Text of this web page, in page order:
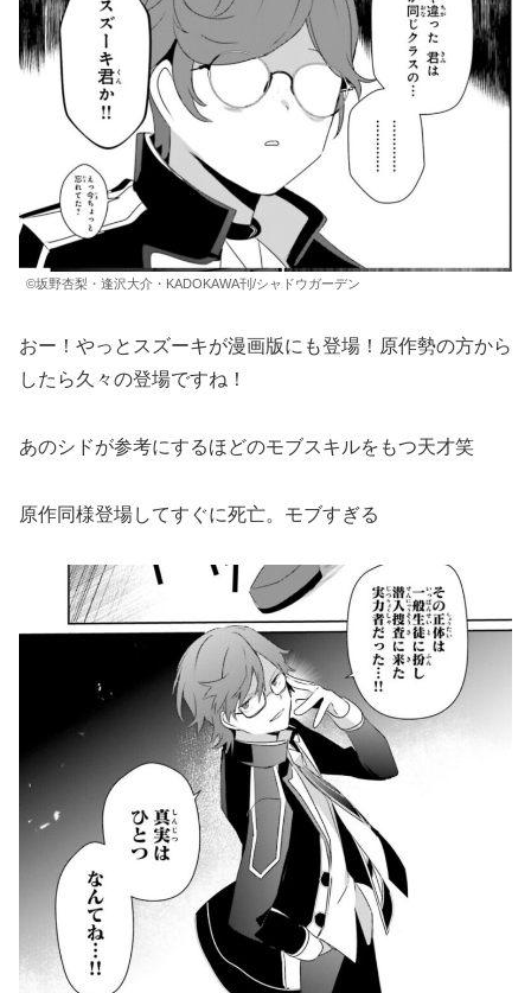
©坂野杏梨・逢沢大介・KADOKAWA刊/シャドウガーデン
おー！やっとスズーキが漫画版にも登場！原作勢の方から
したら久々の登場ですね！
あのシドが参考にするほどのモブスキルをもつ天才笑
原作同様登場してすぐに死亡。モブすぎる